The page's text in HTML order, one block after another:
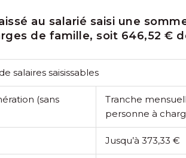
au salarié saisi une
de famille, soit 646,52 €
salaires saisissables
(sans
Tranche
personne à
Jusqu’à 373,33 €